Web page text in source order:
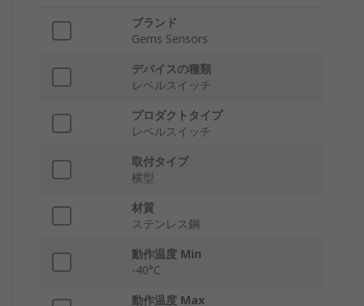
ブランド
Gems Sensors
デバイスの種類
レベルスイッチ
プロダクトタイプ
レベルスイッチ
取付タイプ
横型
材質
ステンレス鋼
動作温度 Min
-40°C
動作温度 Max